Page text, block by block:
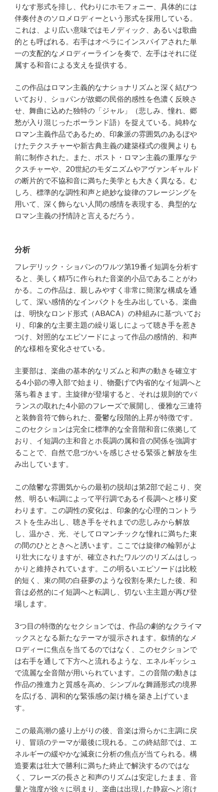
りなす形式を排し、代わりにホモフォニー、具体的には
伴奏付きのソロメロディーという形式を採用している。
これは、より広い意味ではモノディック、あるいは歌曲
的とも呼ばれる。右手はオペラにインスパイアされた単
一の支配的なメロディーラインを奏で、左手はそれに従
属する和音による支えを提供する。
この作品はロマン主義的なナショナリズムと深く結びつ
いており、ショパンが故郷の民俗的感性を色濃く反映さ
せ、舞曲に込めた独特の「ジャル」（悲しみ、憧れ、郷
愁が入り混じったポーランド語）を捉えている。純粋な
ロマン主義作品であるため、印象派の雰囲気のあるぼや
けたテクスチャーや新古典主義の建築様式の復興よりも
前に制作された。また、ポスト・ロマン主義の重厚なテ
クスチャーや、20世紀のモダニズムやアヴァンギャルド
の断片的で不協和音に満ちた美学とも大きく異なる。む
しろ、標準的な調性和声と絶妙な旋律のフレージングを
用いて、深く飾らない人間の感情を表現する、典型的な
ロマン主義の抒情詩と言えるだろう。
分析
フレデリック・ショパンのワルツ第19番イ短調を分析す
ると、美しく精巧に作られた音楽的小品であることがわ
かる。この作品は、親しみやすく非常に簡潔な構成を通
して、深い感情的なインパクトを生み出している。楽曲
は、明快なロンド形式（ABACA）の枠組みに基づいてお
り、印象的な主要主題の繰り返しによって聴き手を惹き
つけ、対照的なエピソードによって作品の感情的、和声
的な様相を変化させている。
主要部は、楽曲の基本的なリズムと和声の動きを確立す
る4小節の導入部で始まり、物憂げで内省的なイ短調へと
落ち着きます。主旋律が登場すると、それは規則的でバ
ランスの取れた4小節のフレーズで展開し、優雅な三連符
と装飾音符で飾られた、憂鬱な段階的上昇が特徴です。
このセクションは完全に標準的な全音階和音に依拠して
おり、イ短調の主和音とホ長調の属和音の関係を強調す
ることで、自然で息づかいを感じさせる緊張と解放を生
み出しています。
この陰鬱な雰囲気からの最初の脱却は第2部で起こり、突
然、明るい転調によって平行調であるイ長調へと移り変
わります。この調性の変化は、印象的な心理的コントラ
ストを生み出し、聴き手をそれまでの悲しみから解放
し、温かさ、光、そしてロマンチックな憧れに満ちた束
の間のひとときへと誘います。ここでは旋律の輪郭がよ
り壮大になりますが、確立されたワルツのリズムはしっ
かりと維持されています。この明るいエピソードは比較
的短く、束の間の白昼夢のような役割を果たした後、和
音は必然的にイ短調へと転調し、切ない主主題が再び登
場します。
3つ目の特徴的なセクションでは、作品の劇的なクライマ
ックスとなる新たなテーマが提示されます。叙情的なメ
ロディーに焦点を当てるのではなく、このセクションで
は右手を通して下方へと流れるような、エネルギッシュ
で流麗な全音階が用いられています。この音階の動きは
作品の推進力と質感を高め、シンプルな舞踊形式の境界
を広げる、調和的な緊張感の架け橋を築き上げていま
す。
この最高潮の盛り上がりの後、音楽は滑らかに主調に戻
り、冒頭のテーマが最後に現れる。この終結部では、エ
ネルギーの緩やかな減衰に分析の焦点が当てられる。構
造要素は壮大で勝利に満ちた終止で解決するのではな
く、フレーズの長さと和声のリズムは安定したまま、音
量と強度が徐々に弱まり、楽曲は出現した静寂へと溶け